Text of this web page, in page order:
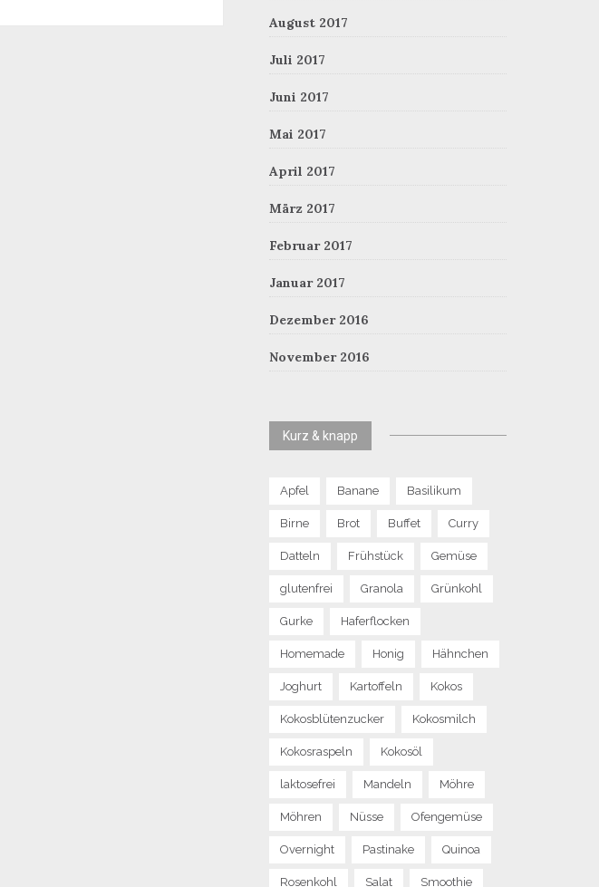
August 2017
Juli 2017
Juni 2017
Mai 2017
April 2017
März 2017
Februar 2017
Januar 2017
Dezember 2016
November 2016
Kurz & knapp
Apfel Banane Basilikum
Birne Brot Buffet Curry
Datteln Frühstück Gemüse
glutenfrei Granola Grünkohl
Gurke Haferflocken
Homemade Honig Hähnchen
Joghurt Kartoffeln Kokos
Kokosblütenzucker Kokosmilch
Kokosraspeln Kokosöl
laktosefrei Mandeln Möhre
Möhren Nüsse Ofengemüse
Overnight Pastinake Quinoa
Rosenkohl Salat Smoothie